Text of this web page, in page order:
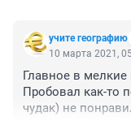
и лоха водителя)
деньгу, одна или
обработать.
учите географию
10 марта 2021,
Главное в мелкие
Пробовал как-то
чудак) не